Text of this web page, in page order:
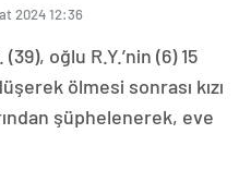
2024 12:36
oğlu R.Y.’nin (6) 15
ölmesi sonrası kızı
şüphelenerek, eve